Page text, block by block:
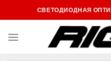
to
СВЕТОДИОДНАЯ